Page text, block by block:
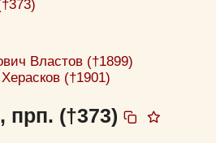
Властов (†1899)
(†1901)
(†373)